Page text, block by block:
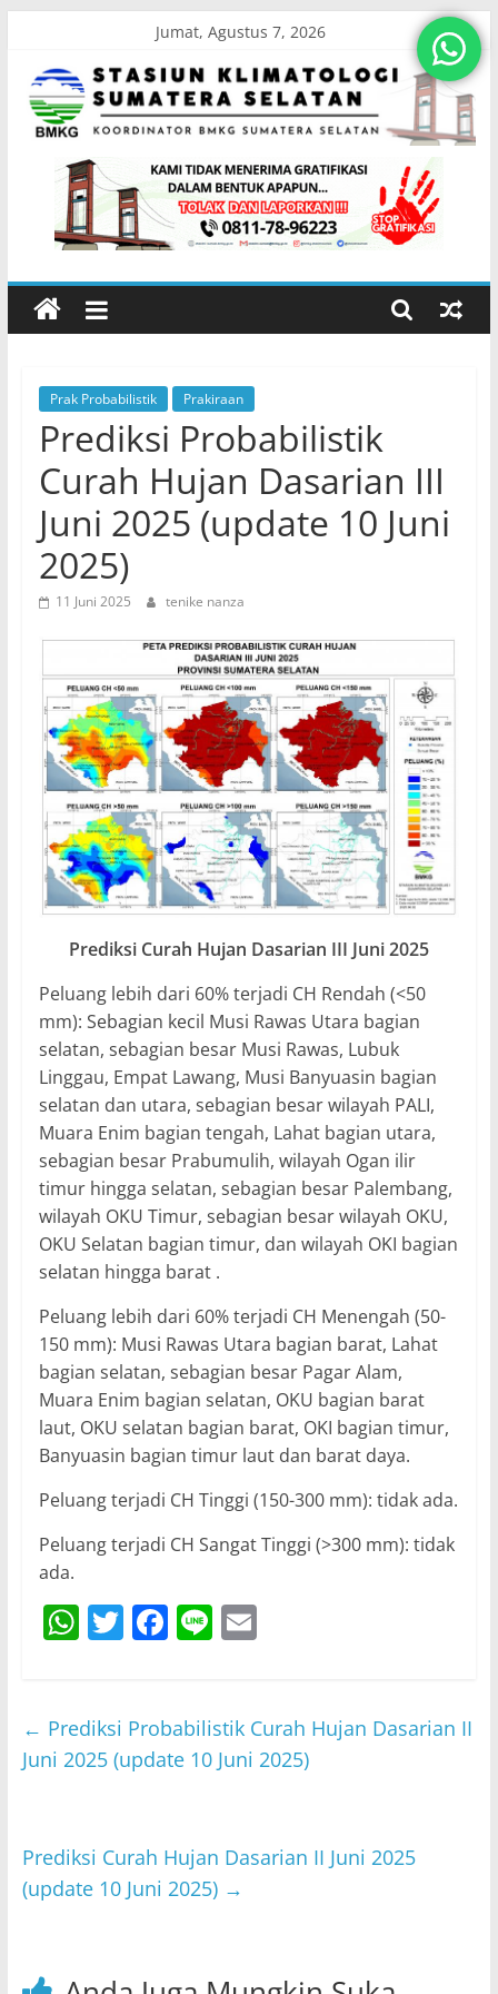
content
Jumat, Agustus 7, 2026
Stasiun
Klimatologi
Sumatera
Koordinator
BMKG
Sumatera
Selatan
Prak Probabilistik Prakiraan
Prediksi Probabilistik
Curah Hujan Dasarian III
Juni 2025 (update 10 Juni
2025)
11 Juni 2025 tenike nanza
Prediksi Curah Hujan Dasarian III Juni 2025
Peluang lebih dari 60% terjadi CH Rendah (<50
mm): Sebagian kecil Musi Rawas Utara bagian
selatan, sebagian besar Musi Rawas, Lubuk
Linggau, Empat Lawang, Musi Banyuasin bagian
selatan dan utara, sebagian besar wilayah PALI,
Muara Enim bagian tengah, Lahat bagian utara,
sebagian besar Prabumulih, wilayah Ogan ilir
timur hingga selatan, sebagian besar Palembang,
wilayah OKU Timur, sebagian besar wilayah OKU,
OKU Selatan bagian timur, dan wilayah OKI bagian
selatan hingga barat .
Peluang lebih dari 60% terjadi CH Menengah (50-
150 mm): Musi Rawas Utara bagian barat, Lahat
bagian selatan, sebagian besar Pagar Alam,
Muara Enim bagian selatan, OKU bagian barat
laut, OKU selatan bagian barat, OKI bagian timur,
Banyuasin bagian timur laut dan barat daya.
Peluang terjadi CH Tinggi (150-300 mm): tidak ada.
Peluang terjadi CH Sangat Tinggi (>300 mm): tidak
ada.
W
s
A
T
er
F
e
b
k
Li E
l
← Prediksi Probabilistik Curah Hujan Dasarian II
Juni 2025 (update 10 Juni 2025)
Prediksi Curah Hujan Dasarian II Juni 2025
(update 10 Juni 2025) →